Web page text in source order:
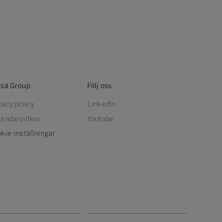
Group
policy
inställningar
Följ oss
LinkedIn
Youtube